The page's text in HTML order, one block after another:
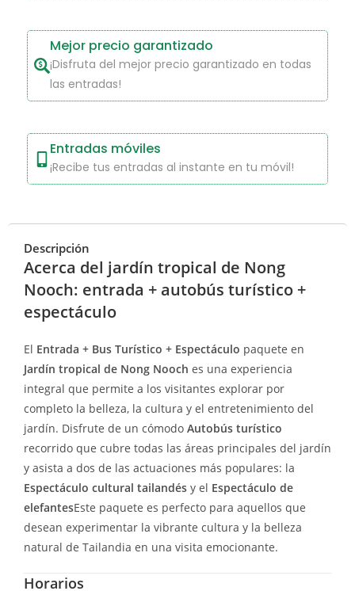
Mejor precio garantizado
¡Disfruta del mejor precio garantizado en todas
las entradas!
Entradas móviles
¡Recibe tus entradas al instante en tu móvil!
Descripción
Acerca del jardín tropical de Nong
Nooch: entrada + autobús turístico +
espectáculo
El Entrada + Bus Turístico + Espectáculo paquete en
Jardín tropical de Nong Nooch es una experiencia
integral que permite a los visitantes explorar por
completo la belleza, la cultura y el entretenimiento del
jardín. Disfrute de un cómodo Autobús turístico
recorrido que cubre todas las áreas principales del jardín
y asista a dos de las actuaciones más populares: la
Espectáculo cultural tailandés y el Espectáculo de
elefantesEste paquete es perfecto para aquellos que
desean experimentar la vibrante cultura y la belleza
natural de Tailandia en una visita emocionante.
Horarios